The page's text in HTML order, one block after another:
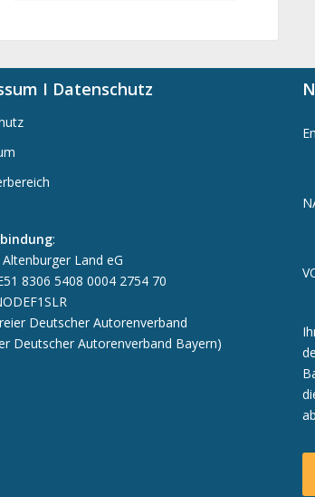
I Datenschutz
:
Land eG
8306 5408 0004 2754 70
Deutscher Autorenverband
Deutscher Autorenverband Bayern)